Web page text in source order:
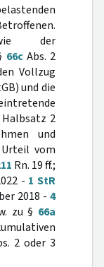
der
66cAbs. 2
Vollzug
und die
2
und
Urteil vom
Rn. 19 ff.;
- 1 StR
2018 - 4
zu § 66a
2 oder 3